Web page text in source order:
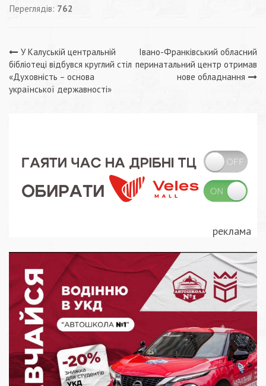
Переглядів: 762
Навігація
записів
У Калуській центральній
бібліотеці відбувся круглий стіл
«Духовність – основа
української державності»
Івано-Франківський обласний
перинатальний центр отримав
нове обладнання